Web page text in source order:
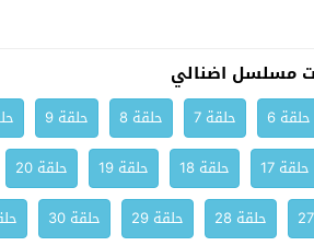
مسلسل اضنالي
حلقة 6 حلقة 7 حلقة 8 حلقة 9
حلقة 17 حلقة 18 حلقة 19 حلقة 20
حلقة 28 حلقة 29 حلقة 30